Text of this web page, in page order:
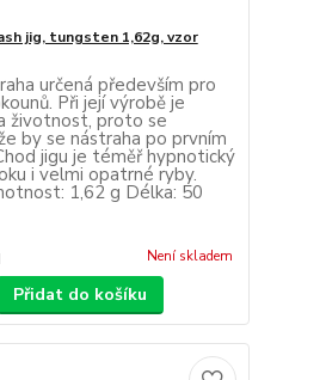
jig, tungsten 1,62g, vzor
určená především pro
Při její výrobě je
životnost, proto se
by se nástraha po prvním
jigu je téměř hypnotický
i velmi opatrné ryby.
1,62 g Délka: 50
Není skladem
Přidat do košíku